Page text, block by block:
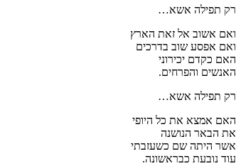
רק תפילה אשא…
ואם אשוב אל זאת הארץ
ואם אפסע שוב בדרכים
האם כקדם יכירוני
האנשים והפרחים.
רק תפילה אשא…
האם אמצא את כל היופי
את הבאר הנושנה
אשר היתה שם כשעזבתי
עוד נובעת כבראשונה.